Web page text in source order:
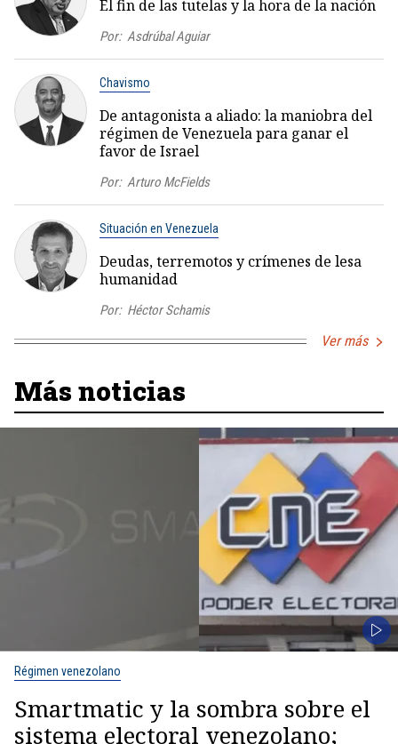
El fin de las tutelas y la hora de la nación
Por: Asdrúbal Aguiar
Chavismo
De antagonista a aliado: la maniobra del
régimen de Venezuela para ganar el
favor de Israel
Por: Arturo McFields
Situación en Venezuela
Deudas, terremotos y crímenes de lesa
humanidad
Por: Héctor Schamis
Ver más
Más noticias
Régimen venezolano
Smartmatic y la sombra sobre el
sistema electoral venezolano;